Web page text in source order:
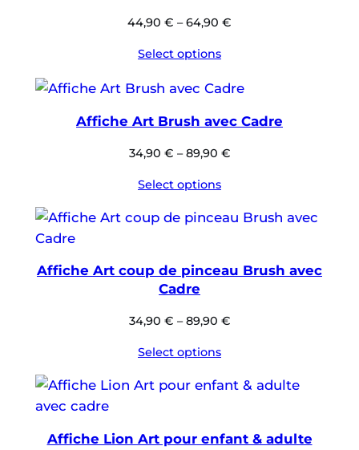
44,90 € –64,90 €
Select options
Affiche Art Brush avec Cadre
34,90 € –89,90 €
Select options
Affiche Art coup de pinceau Brush avec
Cadre
34,90 € –89,90 €
Select options
Affiche Lion Art pour enfant & adulte